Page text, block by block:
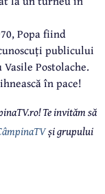
Popa fiind
publicului
Postolache.
în pace!
Te invităm să
și grupului